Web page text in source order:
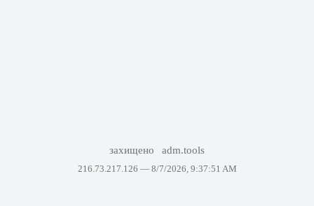
захищено adm.tools
216.73.217.126 — 8/7/2026, 9:37:51 AM